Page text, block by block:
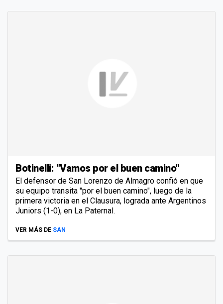
Botinelli: "Vamos por el buen camino"
El defensor de San Lorenzo de Almagro confió en que
su equipo transita "por el buen camino", luego de la
primera victoria en el Clausura, lograda ante Argentinos
Juniors (1-0), en La Paternal.
VER MÁS DE SAN